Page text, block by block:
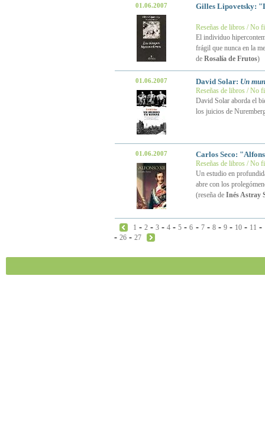
01.06.2007 Gilles Lipovetsky:
Reseñas de libros / No
El individuo
frágil que nunca en la
de Rosalía de Frutos)
01.06.2007 David Solar: Un
Reseñas de libros / No
David Solar aborda el
los juicios de
01.06.2007 Carlos Seco:
Reseñas de libros / No
Un estudio en
abre con los
(reseña de Inés Astray
1 -2 -3 -4 -5 -6 - 7- 8- 9- 10- 11 -
- 26 - 27